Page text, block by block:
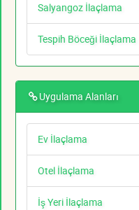
Salyangoz İlaçlama
Tespih Böceği İlaçlama
Uygulama Alanları
Ev İlaçlama
Otel İlaçlama
İş Yeri İlaçlama